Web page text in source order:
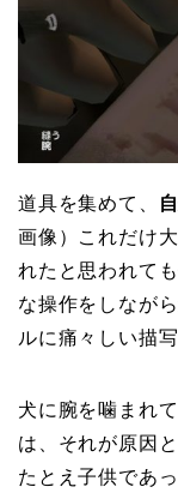
道具を集めて、
画像）これだけ
れたと思われて
な操作をしなが
ルに痛々しい描
犬に腕を噛まれ
は、それが原因
たとえ子供であ